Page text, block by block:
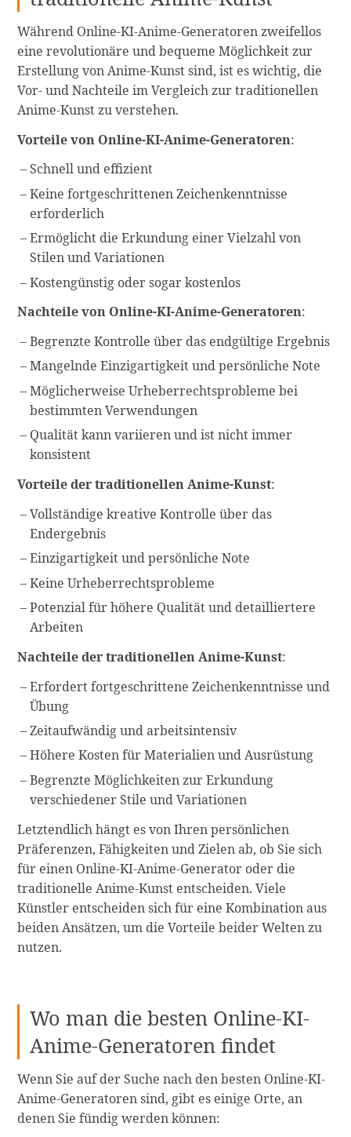
Während Online-KI-Anime-Generatoren zweifellos
eine revolutionäre und bequeme Möglichkeit zur
Erstellung von Anime-Kunst sind, ist es wichtig, die
Vor- und Nachteile im Vergleich zur traditionellen
Anime-Kunst zu verstehen.
Vorteile von Online-KI-Anime-Generatoren:
Schnell und effizient
Keine fortgeschrittenen Zeichenkenntnisse
erforderlich
Ermöglicht die Erkundung einer Vielzahl von
Stilen und Variationen
Kostengünstig oder sogar kostenlos
Nachteile von Online-KI-Anime-Generatoren:
Begrenzte Kontrolle über das endgültige Ergebnis
Mangelnde Einzigartigkeit und persönliche Note
Möglicherweise Urheberrechtsprobleme bei
bestimmten Verwendungen
Qualität kann variieren und ist nicht immer
konsistent
Vorteile der traditionellen Anime-Kunst:
Vollständige kreative Kontrolle über das
Endergebnis
Einzigartigkeit und persönliche Note
Keine Urheberrechtsprobleme
Potenzial für höhere Qualität und detailliertere
Arbeiten
Nachteile der traditionellen Anime-Kunst:
Erfordert fortgeschrittene Zeichenkenntnisse und
Übung
Zeitaufwändig und arbeitsintensiv
Höhere Kosten für Materialien und Ausrüstung
Begrenzte Möglichkeiten zur Erkundung
verschiedener Stile und Variationen
Letztendlich hängt es von Ihren persönlichen
Präferenzen, Fähigkeiten und Zielen ab, ob Sie sich
für einen Online-KI-Anime-Generator oder die
traditionelle Anime-Kunst entscheiden. Viele
Künstler entscheiden sich für eine Kombination aus
beiden Ansätzen, um die Vorteile beider Welten zu
nutzen.
Wo man die besten Online-KI-
Anime-Generatoren findet
Wenn Sie auf der Suche nach den besten Online-KI-
Anime-Generatoren sind, gibt es einige Orte, an
denen Sie fündig werden können: